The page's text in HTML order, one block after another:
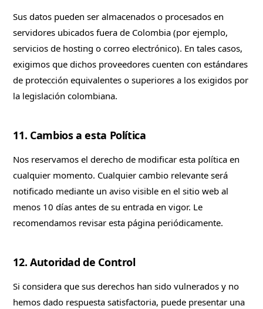
Sus datos pueden ser almacenados o procesados en
servidores ubicados fuera de Colombia (por ejemplo,
servicios de hosting o correo electrónico). En tales casos,
exigimos que dichos proveedores cuenten con estándares
de protección equivalentes o superiores a los exigidos por
la legislación colombiana.
11. Cambios a esta Política
Nos reservamos el derecho de modificar esta política en
cualquier momento. Cualquier cambio relevante será
notificado mediante un aviso visible en el sitio web al
menos 10 días antes de su entrada en vigor. Le
recomendamos revisar esta página periódicamente.
12. Autoridad de Control
Si considera que sus derechos han sido vulnerados y no
hemos dado respuesta satisfactoria, puede presentar una